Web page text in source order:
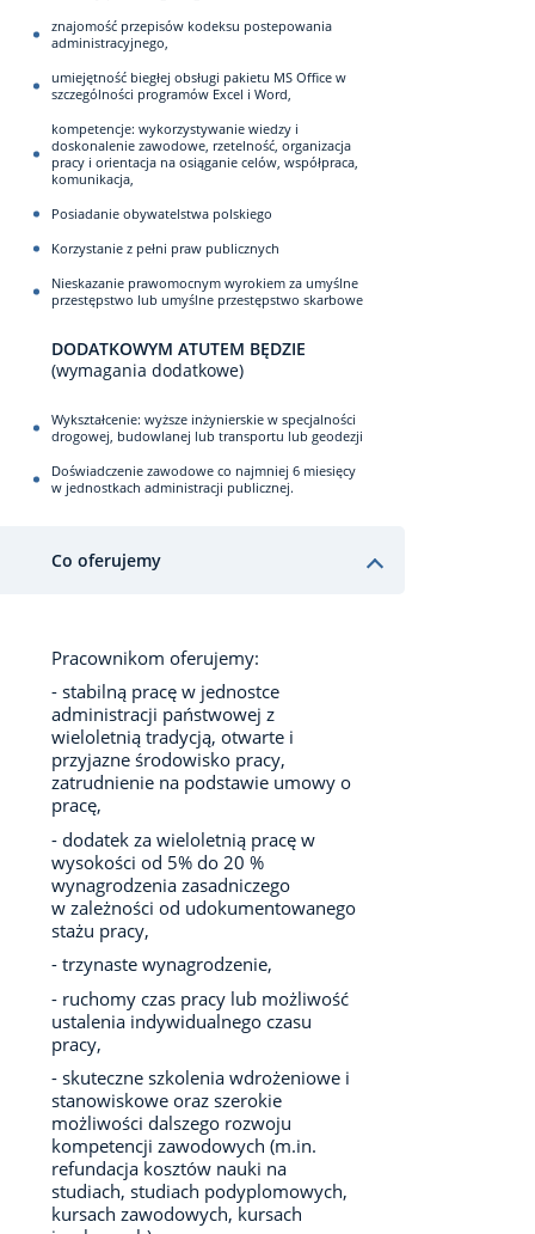
znajomość przepisów kodeksu postepowania
administracyjnego,
umiejętność biegłej obsługi pakietu MS Office w
szczególności programów Excel i Word,
kompetencje: wykorzystywanie wiedzy i
doskonalenie zawodowe, rzetelność, organizacja
pracy i orientacja na osiąganie celów, współpraca,
komunikacja,
Posiadanie obywatelstwa polskiego
Korzystanie z pełni praw publicznych
Nieskazanie prawomocnym wyrokiem za umyślne
przestępstwo lub umyślne przestępstwo skarbowe
DODATKOWYM ATUTEM BĘDZIE
(wymagania dodatkowe)
Wykształcenie: wyższe inżynierskie w specjalności
drogowej, budowlanej lub transportu lub geodezji
Doświadczenie zawodowe co najmniej 6 miesięcy
w jednostkach administracji publicznej.
Co oferujemy
Pracownikom oferujemy:
- stabilną pracę w jednostce
administracji państwowej z
wieloletnią tradycją, otwarte i
przyjazne środowisko pracy,
zatrudnienie na podstawie umowy o
pracę,
- dodatek za wieloletnią pracę w
wysokości od 5% do 20 %
wynagrodzenia zasadniczego
w zależności od udokumentowanego
stażu pracy,
- trzynaste wynagrodzenie,
- ruchomy czas pracy lub możliwość
ustalenia indywidualnego czasu
pracy,
- skuteczne szkolenia wdrożeniowe i
stanowiskowe oraz szerokie
możliwości dalszego rozwoju
kompetencji zawodowych (m.in.
refundacja kosztów nauki na
studiach, studiach podyplomowych,
kursach zawodowych, kursach